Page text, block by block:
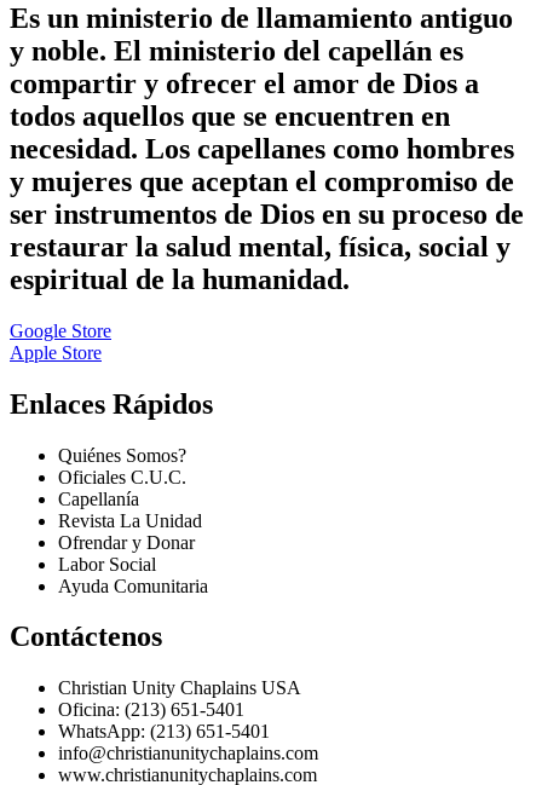
Es un ministerio de llamamiento antiguo
y noble. El ministerio del capellán es
compartir y ofrecer el amor de Dios a
todos aquellos que se encuentren en
necesidad. Los capellanes como hombres
y mujeres que aceptan el compromiso de
ser instrumentos de Dios en su proceso de
restaurar la salud mental, física, social y
espiritual de la humanidad.
Google Store
Apple Store
Enlaces Rápidos
Quiénes Somos?
Oficiales C.U.C.
Capellanía
Revista La Unidad
Ofrendar y Donar
Labor Social
Ayuda Comunitaria
Contáctenos
Christian Unity Chaplains USA
Oficina: (213) 651-5401
WhatsApp: (213) 651-5401
info@christianunitychaplains.com
www.christianunitychaplains.com